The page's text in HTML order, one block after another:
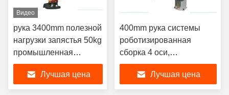
Видео
рука 3400mm полезной
нагрузки запястья 50kg
промышленная
робототехническая, 6
роботов оси
промышленных
Лучшая цена
400mm рука системы
роботизированная
сборка 4 оси,
настольный топ
промышленной роботы
автоматизации
Лучшая цена